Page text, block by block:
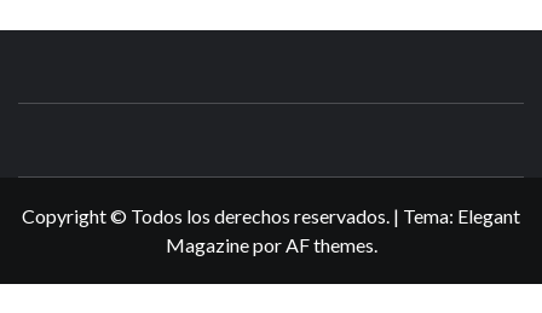
Copyright © Todos los derechos reservados. | Tema: Elegant
MagazineporAF themes.